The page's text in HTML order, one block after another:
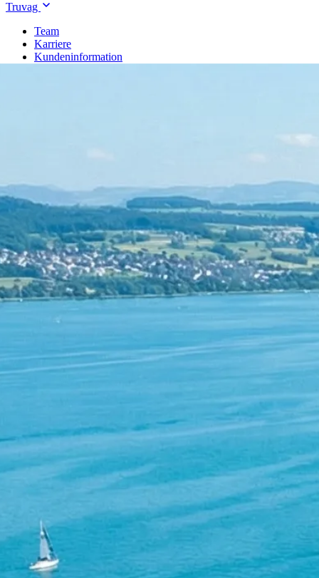
Truvag
Team
Karriere
Kundeninformation
Rechnungswesen
Personaladministration
Steuer & Recht
Abschlussberatung
Wirtschaftsprüfung
Gesetzliche Revisionen
Spezialprüfungen
Umstrukturierung & Sanierung
Nachfolge & Transaktionen